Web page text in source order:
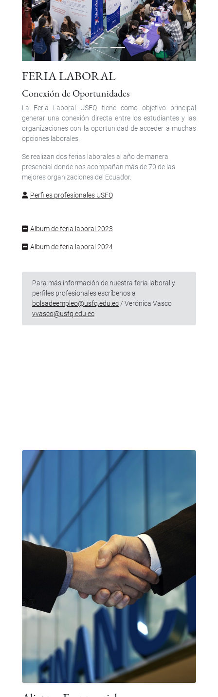
FERIA LABORAL
Conexión de Oportunidades
La Feria Laboral USFQ tiene como objetivo principal
generar una conexión directa entre los estudiantes y las
organizaciones con la oportunidad de acceder a muchas
opciones laborales.
Se realizan dos ferias laborales al año de manera
presencial donde nos acompañan más de 70 de las
mejores organizaciones del Ecuador.
Perfiles profesionales USFQ
Album de feria laboral 2023
Album de feria laboral 2024
Para más información de nuestra feria laboral y
perfiles profesionales escríbenos a
bolsadeempleo@usfq.edu.ec/ Verónica Vasco
vvasco@usfq.edu.ec